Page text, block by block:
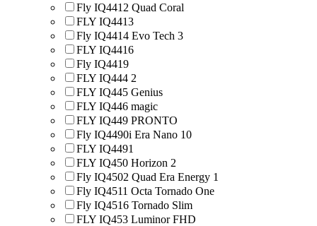
Fly IQ4412 Quad Coral
FLY IQ4413
Fly IQ4414 Evo Tech 3
FLY IQ4416
Fly IQ4419
FLY IQ444 2
FLY IQ445 Genius
FLY IQ446 magic
FLY IQ449 PRONTO
Fly IQ4490i Era Nano 10
FLY IQ4491
FLY IQ450 Horizon 2
Fly IQ4502 Quad Era Energy 1
Fly IQ4511 Octa Tornado One
Fly IQ4516 Tornado Slim
FLY IQ453 Luminor FHD